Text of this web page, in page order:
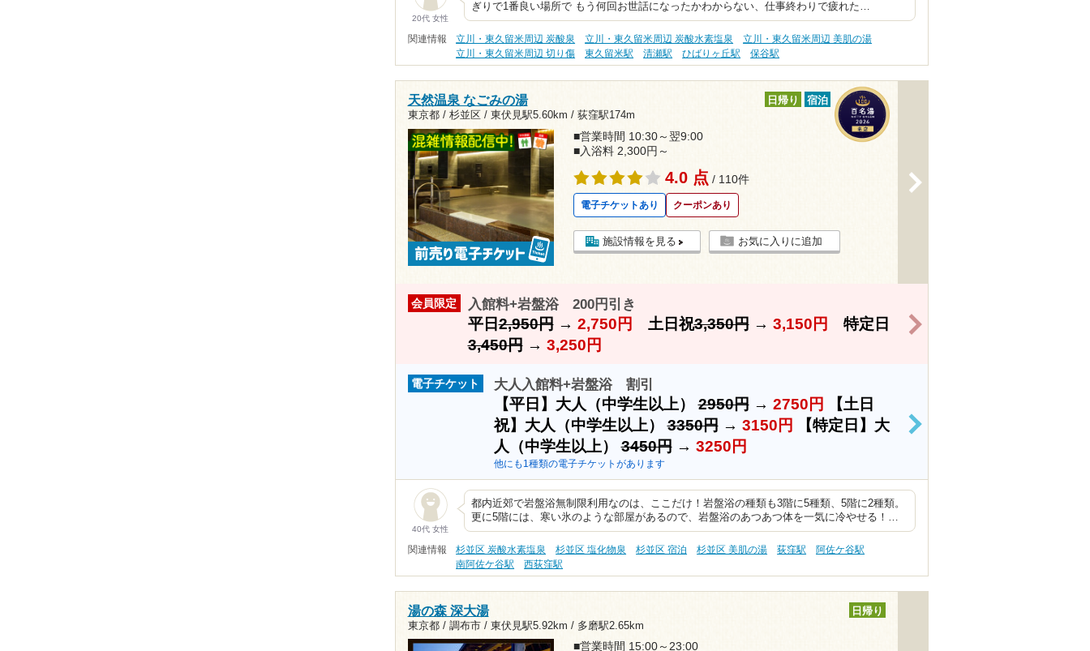
20代 女性
ぎりで1番良い場所で もう何回お世話になったかわからない、仕事終わりで疲れた…
関連情報 立川・東久留米周辺 炭酸泉 立川・東久留米周辺 炭酸水素塩泉
立川・東久留米周辺 美肌の湯
立川・東久留米周辺 切り傷
東久留米駅 清瀬駅 ひばりヶ丘駅 保谷駅
天然温泉 なごみの湯
東京都 / 杉並区 / 東伏見駅5.60km / 荻窪駅174m
日帰り 宿泊
■営業時間 10:30～翌9:00
■入浴料 2,300円～
4.0 点 / 110件
電子チケットあり クーポンあり
施設情報を見る お気に入りに追加
会員限定 入館料+岩盤浴 200円引き
平日2,950円→ 2,750円 土日祝3,350円→ 3,150円
特定日
3,450円→ 3,250円
電子チケット 大人入館料+岩盤浴 割引
【平日】大人（中学生以上）2950円→ 2750円
【土日
祝】大人（中学生以上）3350円→ 3150円
【特定日】大
人（中学生以上）3450円→ 3250円
他にも1種類の電子チケットがあります
>
40代 女性
都内近郊で岩盤浴無制限利用なのは、ここだけ！岩盤浴の種類も3階に5種類、5階に2種類。
更に5階には、寒い氷のような部屋があるので、岩盤浴のあつあつ体を一気に冷やせる！…
関連情報 杉並区 炭酸水素塩泉 杉並区 塩化物泉 杉並区 宿泊 杉並区 美肌の湯 荻窪駅
阿佐ケ谷駅
南阿佐ケ谷駅
西荻窪駅
湯の森 深大湯
東京都 / 調布市 / 東伏見駅5.92km / 多磨駅2.65km
日帰り
■営業時間 15:00～23:00